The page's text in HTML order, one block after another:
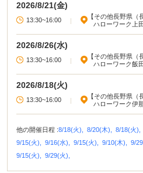
2026/8/21(金)
13:30~16:00 |
【その他長野県（
ハローワーク上田
2026/8/26(水)
13:30~16:00 |
【その他長野県（
ハローワーク飯田
2026/8/18(火)
13:30~16:00 |
【その他長野県（
ハローワーク伊
他の開催日程 :8/18(火), 8/20(木), 8/18(火),
9/15(火),
9/16(水), 9/15(火), 9/10(木), 9/
9/15(火),
9/29(火),